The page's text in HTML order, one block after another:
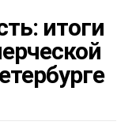
итоги